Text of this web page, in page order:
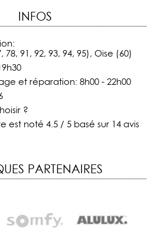
INFOS
78, 91, 92, 93, 94, 95), Oise (60)
et réparation: 8h00 - 22h00
?
est noté4.5 /5 basé sur 14avis
PARTENAIRES